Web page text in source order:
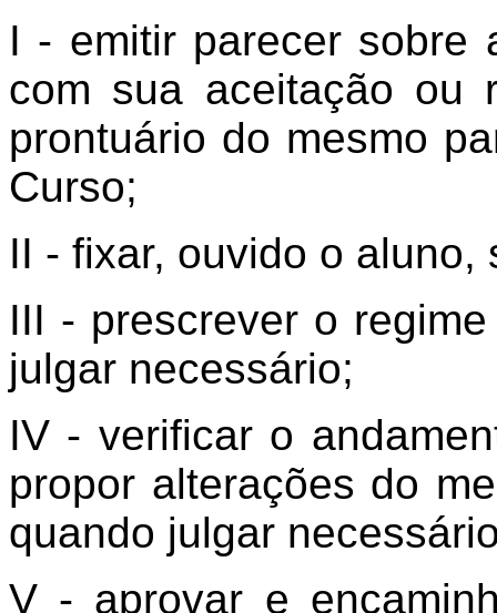
I - emitir parecer sobre
com sua aceitação ou
prontuário do mesmo
Curso;
II - fixar, ouvido o
III - prescrever o
julgar necessário;
IV - verificar o
propor alterações do
quando julgar
V - aprovar e